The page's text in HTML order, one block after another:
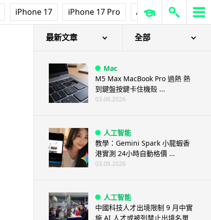
iPhone 17 iPhone 17 Pro AirPods Pro 3
最新文章 全部
Mac
M5 Max MacBook Pro 過熱 熱
到鍵盤按鍵卡住機殼 ...
03.08.2026
人工智能
教學：Gemini Spark 小龍蝦香
港實測 24小時自動格價 ...
03.08.2026
人工智能
中國科技人才出境限制 9 月中實
施 AI 人才或被列禁止出境名單